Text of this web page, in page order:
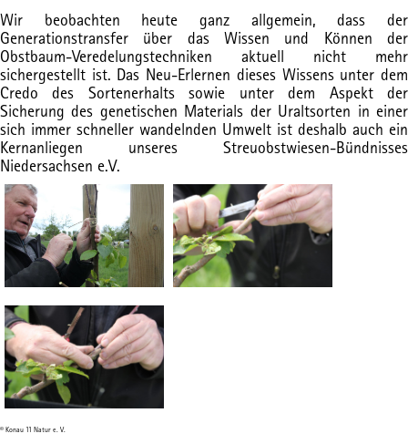
Wir beobachten heute ganz allgemein, dass der
Generationstransfer über das Wissen und Können der
Obstbaum-Veredelungstechniken aktuell nicht mehr
sichergestellt ist. Das Neu-Erlernen dieses Wissens unter dem
Credo des Sortenerhalts sowie unter dem Aspekt der
Sicherung des genetischen Materials der Uraltsorten in einer
sich immer schneller wandelnden Umwelt ist deshalb auch ein
Kernanliegen unseres Streuobstwiesen-Bündnisses
Niedersachsen e.V.
© Konau 11 Natur e. V.